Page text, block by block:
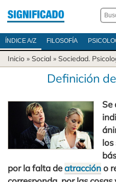
ÍNDICE A/Z FILOSOFÍA
Inicio » Social » Sociedad.
Definición
Se
los
por la falta deatraccióno